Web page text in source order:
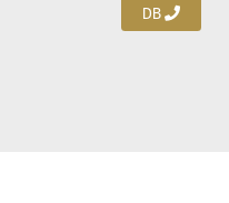
DB